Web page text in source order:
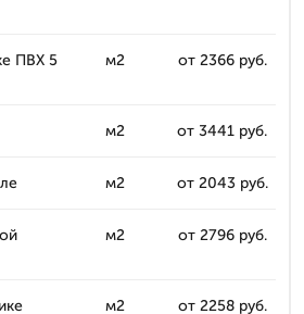
ПВХ 5
м2 от 2366 руб.
м2 от 3441 руб.
м2 от 2043 руб.
м2 от 2796 руб.
м2 от 2258 руб.